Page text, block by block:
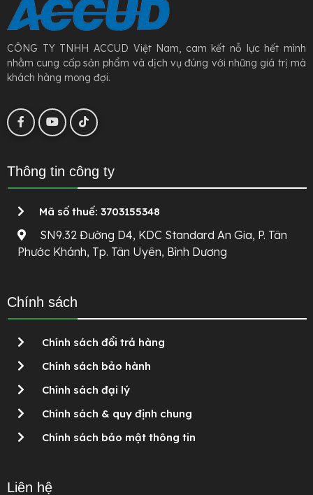
CÔNG TY TNHH ACCUD Việt Nam, cam kết nỗ lực hết mình
nhằm cung cấp sản phẩm và dịch vụ đúng với những giá trị mà
khách hàng mong đợi.
Thông tin công ty
Mã số thuế: 3703155348
SN9.32 Đường D4, KDC Standard An Gia, P. Tân
Phước Khánh, Tp. Tân Uyên, Bình Dương
Chính sách
Chính sách đổi trả hàng
Chính sách bảo hành
Chính sách đại lý
Chính sách & quy định chung
Chính sách bảo mật thông tin
Liên hệ